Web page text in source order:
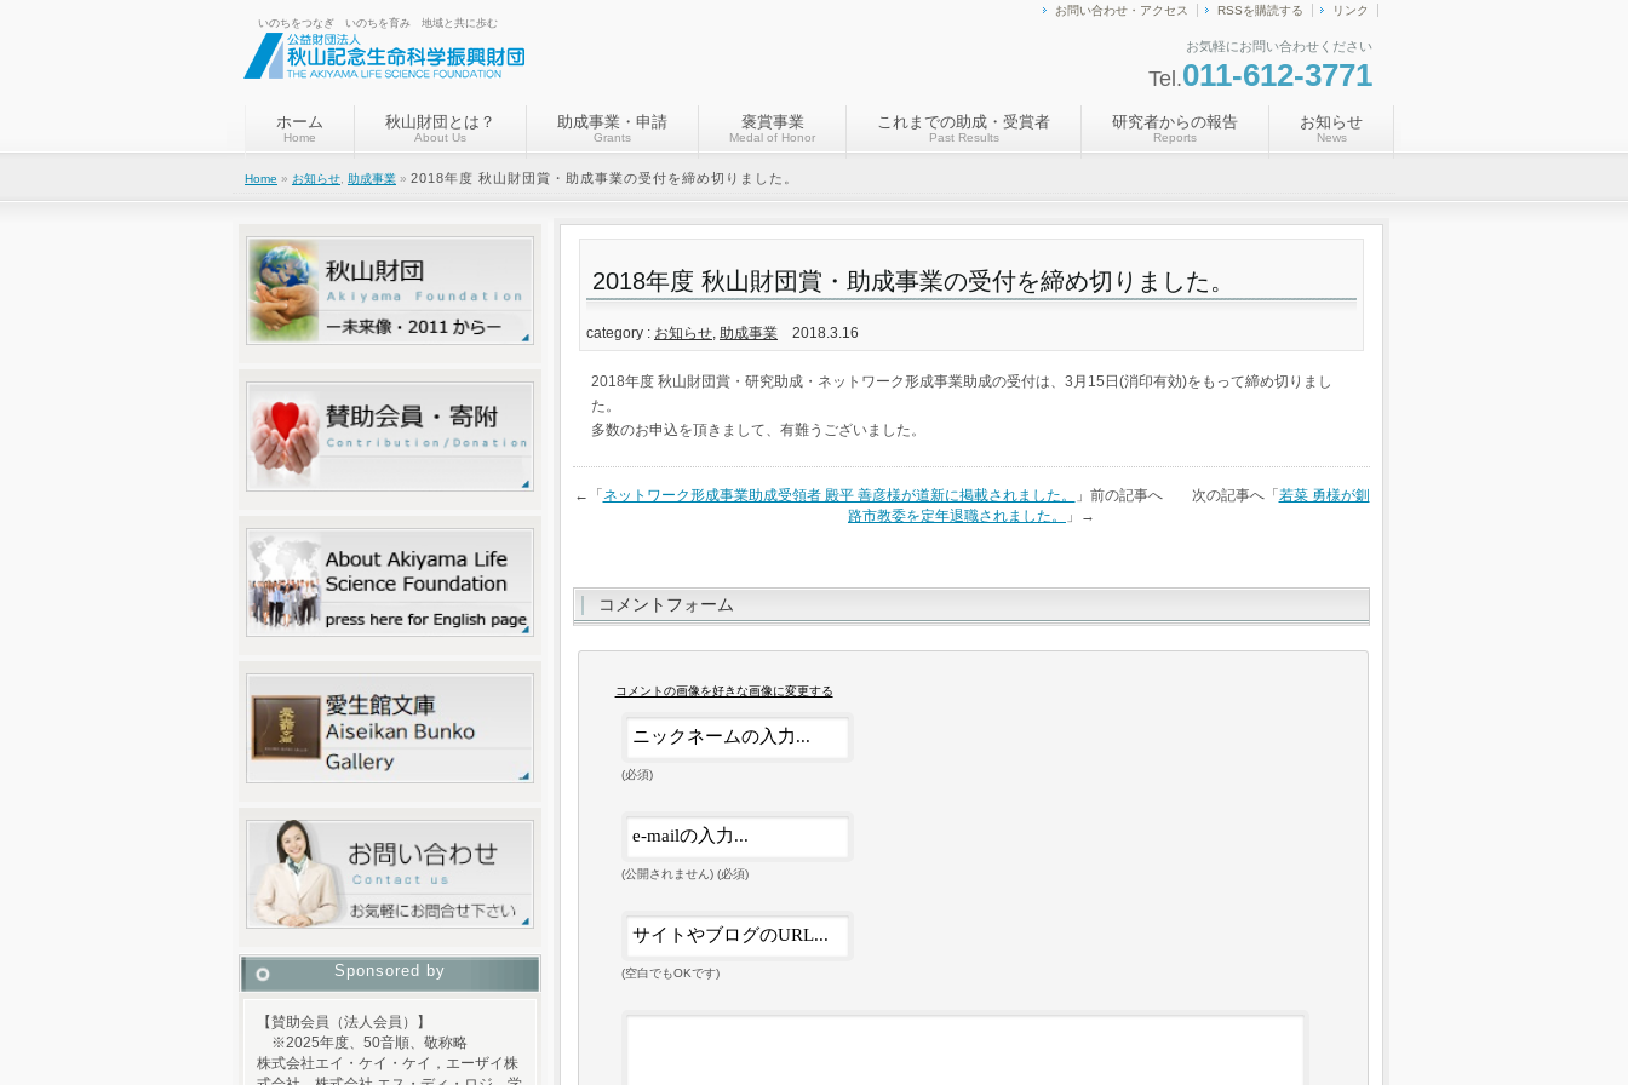
いのちをつなぎ いのちを育み 地域と共に歩む
お気軽にお問い合わせください
Tel.011-612-3771
お問い合わせ・アクセス RSSを購読する リンク
ホーム
Home
秋山財団とは？
About Us
助成事業・申請
Grants
褒賞事業
Medal of Honor
これまでの助成・受賞者
Past Results
研究者からの報告
Reports
お知らせ
News
Home » お知らせ 助成事業 » 2018年度 秋山財団賞・助成事業の受付を締め切りました。
2018年度 秋山財団賞・助成事業の受付を締め切りました。
category : お知らせ, 助成事業 2018.3.16
2018年度 秋山財団賞・研究助成・ネットワーク形成事業助成の受付は、3月15日(消印有効)をもって締め切りまし
た。
多数のお申込を頂きまして、有難うございました。
←「 ネットワーク形成事業助成受領者 殿平 善彦様が道新に掲載されました。 」前の記事へ 次の記事へ「 若菜 勇様が釧
路市教委を定年退職されました。
」→
コメントフォーム
コメントの画像を好きな画像に変更する
(必須)
(公開されません) (必須)
(空白でもOKです)
Sponsored by
【賛助会員（法人会員）】
※2025年度、50音順、敬称略
株式会社エイ・ケイ・ケイ，エーザイ株